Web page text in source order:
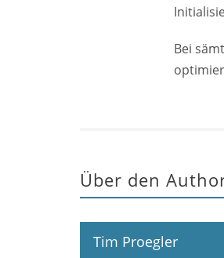
Bei
Über den
Tim Proegler